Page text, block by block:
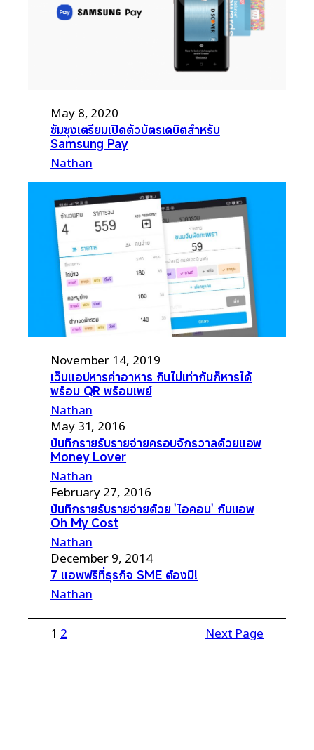
May 8, 2020
ซัมซุงเตรียมเปิดตัวบัตรเดบิตสำหรับ
Samsung Pay
Nathan
November 14, 2019
เว็บแอปหารค่าอาหาร กินไม่เท่ากันก็หารได้
พร้อม QR พร้อมเพย์
Nathan
May 31, 2016
บันทึกรายรับรายจ่ายครอบจักรวาลด้วยแอพ
Money Lover
Nathan
February 27, 2016
บันทึกรายรับรายจ่ายด้วย 'ไอคอน' กับแอพ
Oh My Cost
Nathan
December 9, 2014
7 แอพฟรีที่ธุรกิจ SME ต้องมี!
Nathan
1 2 Next Page